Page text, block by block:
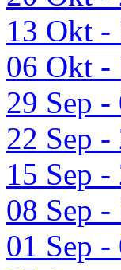
13 Okt -
06 Okt -
29 Sep
22 Sep -
15 Sep -
08 Sep -
01 Sep -